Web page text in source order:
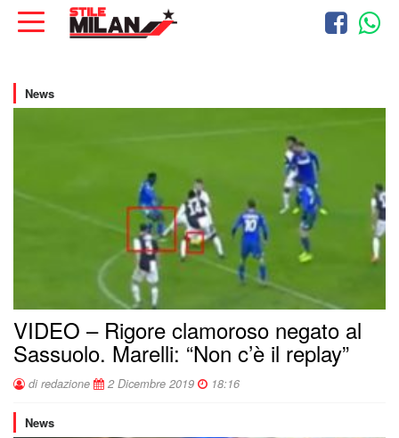
News
VIDEO – Rigore clamoroso negato al
Sassuolo. Marelli: “Non c’è il replay”
di redazione 2 Dicembre 2019 18:16
News